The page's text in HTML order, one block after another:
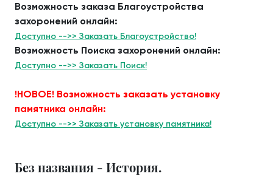
Возможность заказа Благоустройства
захоронений онлайн:
Доступно -->> Заказать Благоустройство!
Возможность Поиска захоронений онлайн:
Доступно -->> Заказать Поиск!
!НОВОЕ! Возможность заказать установку
памятника онлайн:
Доступно -->> Заказать установку памятника!
Без названия - История.